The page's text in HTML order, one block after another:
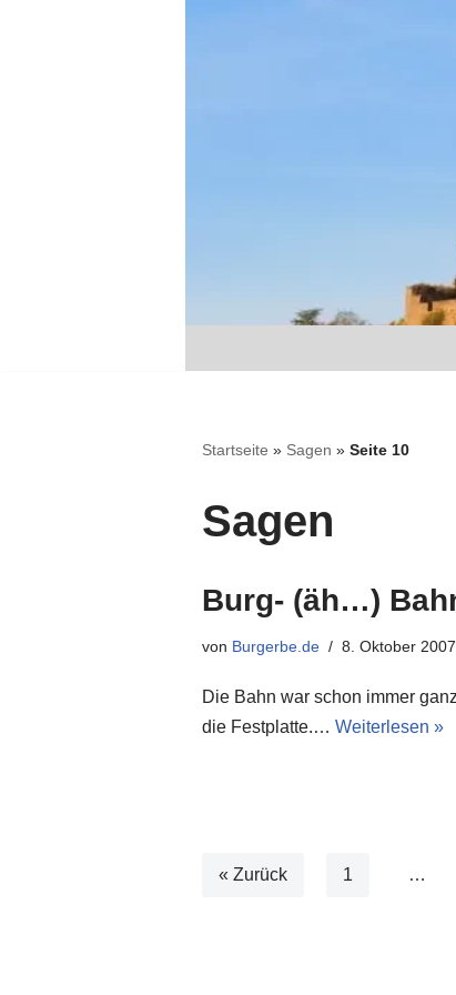
Startseite » Sagen » Seite 10
Sagen
Burg- (äh…)
von Burgerbe.de 8. Oktober 2007
Die Bahn war schon immer
die Festplatte.… Weiterlesen »
« Zurück 1 …